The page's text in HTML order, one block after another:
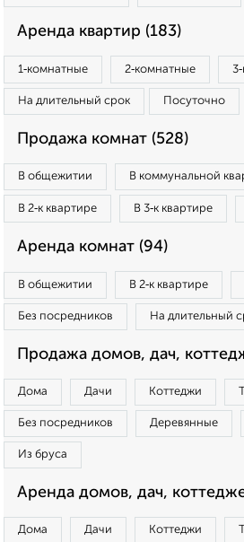
Аренда квартир (183)
1‑комнатные 2‑комнатные
На длительный срок Посуточно
Продажа комнат (528)
В общежитии В коммунальной
В 2‑к квартире В 3‑к квартире
Аренда комнат (94)
В общежитии В 2‑к квартире
Без посредников На длительный
Продажа домов, дач,
Дома Дачи Коттеджи
Без посредников Деревянные
Из бруса
Аренда домов, дач,
Дома Дачи Коттеджи